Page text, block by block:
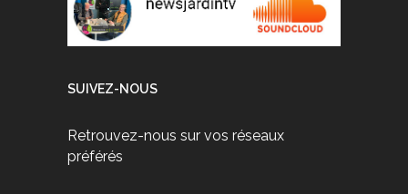
SUIVEZ-NOUS
Retrouvez-nous sur vos réseaux
préférés